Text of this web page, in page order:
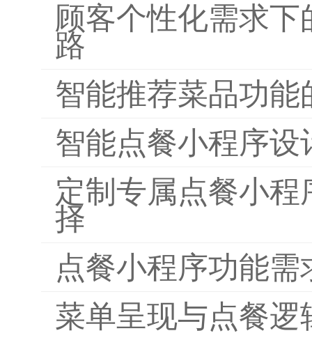
顾客个性化需求
路
智能推荐菜品功
智能点餐小程序设
定制专属点餐小
择
点餐小程序功能
菜单呈现与点餐